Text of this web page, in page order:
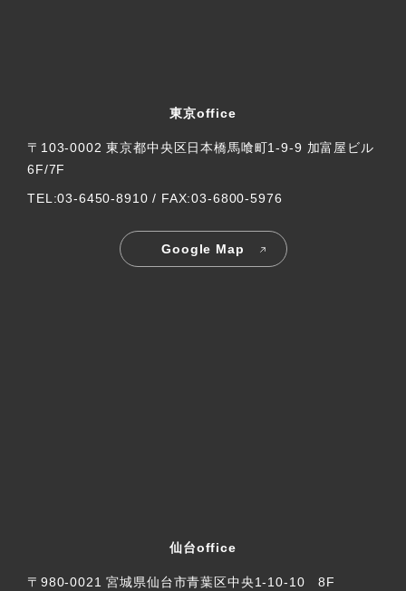
東京office
〒103-0002 東京都中央区日本橋馬喰町1-9-9 加富屋ビル
6F/7F
TEL:03-6450-8910 / FAX:03-6800-5976
Google Map
仙台office
〒980-0021 宮城県仙台市青葉区中央1-10-10 8F